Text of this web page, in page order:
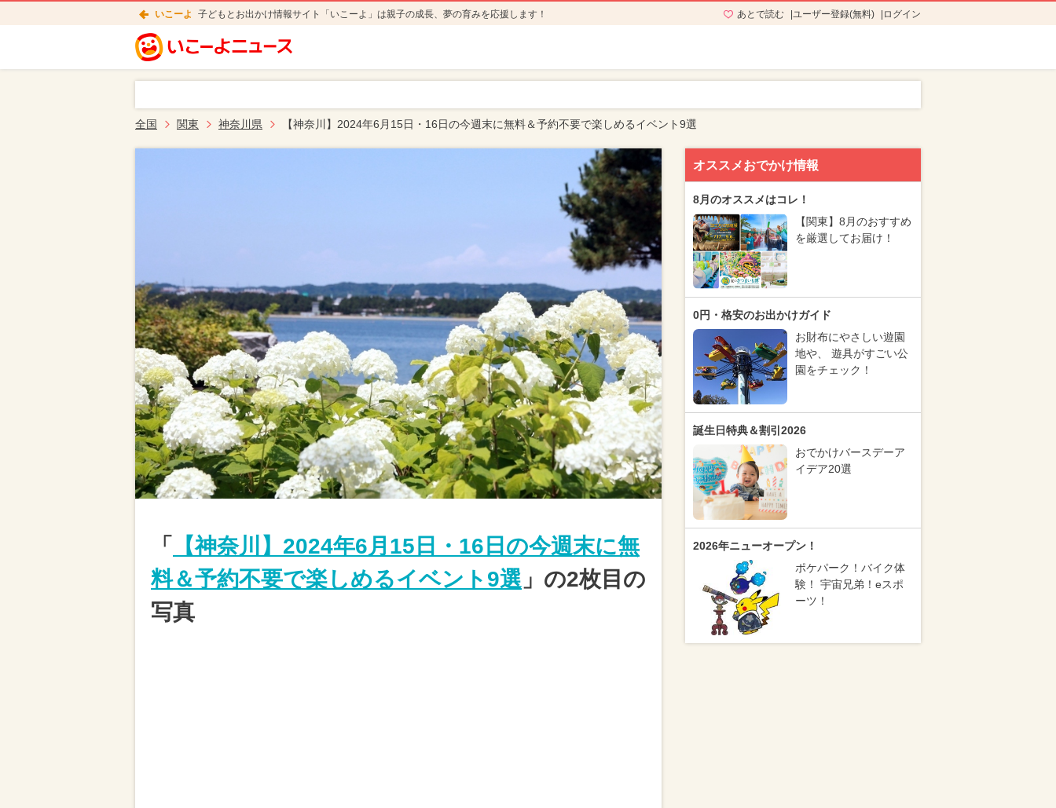
いこーよ 子どもとお出かけ情報サイト「いこーよ」は親子の成長、夢の育みを応援します！ あとで読む ユーザー登録(無料) ログイン
全国 関東 神奈川県 【神奈川】2024年6月15日・16日の今週末に無料＆予約不要で楽しめるイベント9選
「
【神奈川】2024年6月15日・16日の今週末に無
料＆予約不要で楽しめるイベント9選」の2枚目の
写真
オススメおでかけ情報
8月のオススメはコレ！
【関東】8月のおすすめ
を厳選してお届け！
0円・格安のお出かけガイド
お財布にやさしい遊園
地や、 遊具がすごい公
園をチェック！
誕生日特典＆割引2026
おでかけバースデーア
イデア20選
2026年ニューオープン！
ポケパーク！バイク体
験！ 宇宙兄弟！eスポ
ーツ！